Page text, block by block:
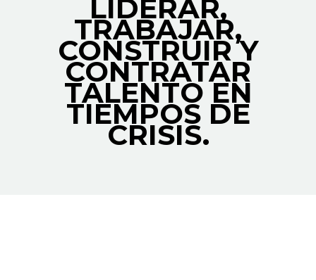
LIDERAR,
TRABAJAR,
CONSTRUIR Y
CONTRATAR
TALENTO EN
TIEMPOS DE
CRISIS.